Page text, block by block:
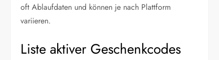
oft Ablaufdaten und können je nach Plattform
variieren.
Liste aktiver Geschenkcodes